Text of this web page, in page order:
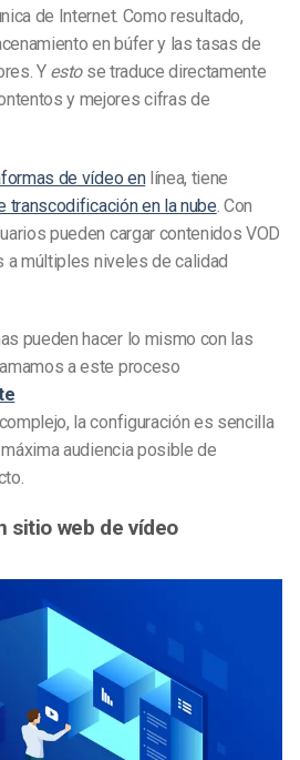
de Internet. Como resultado,
en búfer y las tasas de
Y estose traduce directamente
y mejores cifras de
de vídeo enlínea, tiene
transcodificación en la nube . Con
pueden cargar contenidos VOD
múltiples niveles de calidad
pueden hacer lo mismo con las
a este proceso
la configuración es sencilla
audiencia posible de
sitio web de vídeo